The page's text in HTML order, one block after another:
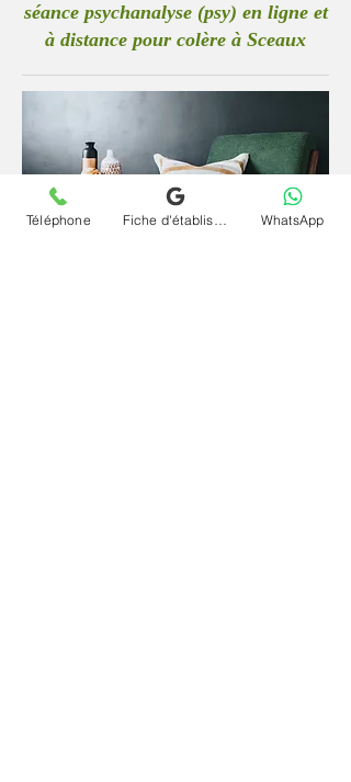
séance psychanalyse (psy) en ligne et
à distance pour colère à Sceaux
Téléphone WhatsApp